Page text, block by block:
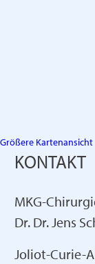
Größere Kartenansicht
KONTAKT
MKG-
Dr. Dr. Jens
Joliot-Curie-